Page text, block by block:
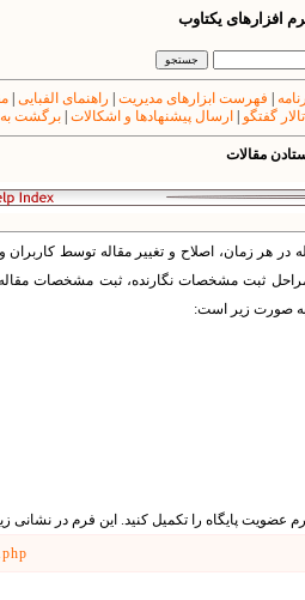
افزارهای یکتاوب
فهرست ابزارهای مدیریت راهنمای الفبایی |
تالار گفتگو ارسال پیشنهادها و اشکالات برگشت به
مقالات
هر زمان، اصلاح و تغییر مقاله توسط کاربران و
ثبت مشخصات نگارنده، ثبت مشخصات مقاله،
به صورت زیر است:
فرم عضویت پایگاه را تکمیل کنید. این فرم در